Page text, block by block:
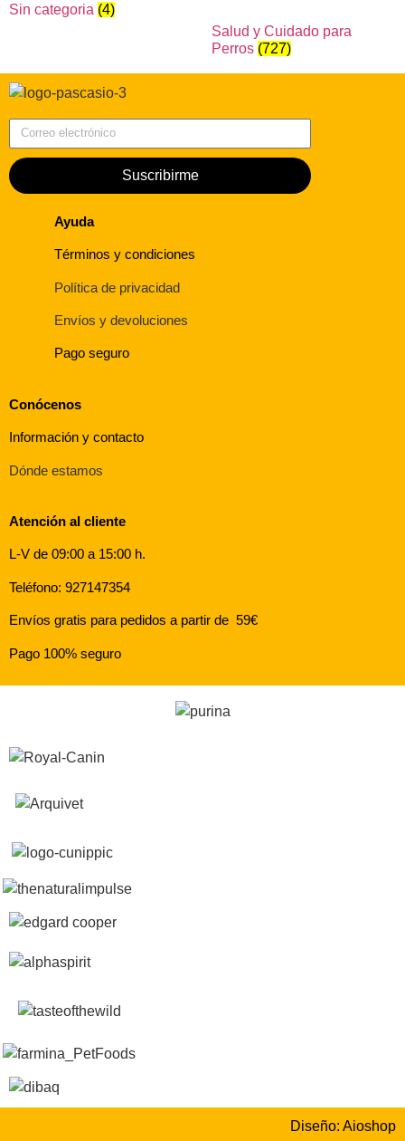
Sin categoria (4)
Salud y Cuidado para
Perros (727)
Suscribirme
Ayuda
Términos y condiciones
Política de privacidad
Envíos y devoluciones
Pago seguro
Conócenos
Información y contacto
Dónde estamos
Atención al cliente
L-V de 09:00 a 15:00 h.
Teléfono: 927147354
Envíos gratis para pedidos a partir de 59€
Pago 100% seguro
Diseño: Aioshop